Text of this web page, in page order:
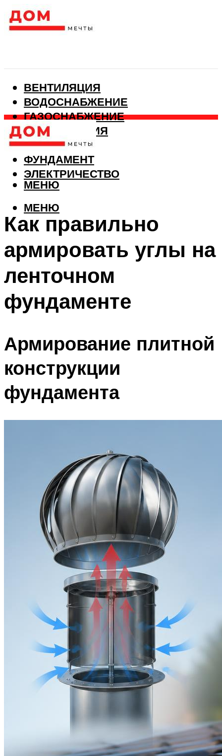
ВЕНТИЛЯЦИЯ
ВОДОСНАБЖЕНИЕ
ГАЗОСНАБЖЕНИЕ
КАНАЛИЗАЦИЯ
ОТОПЛЕНИЕ
ФУНДАМЕНТ
ЭЛЕКТРИЧЕСТВО
МЕНЮ
МЕНЮ
Как правильно
армировать углы на
ленточном
фундаменте
Армирование плитной
конструкции
фундамента